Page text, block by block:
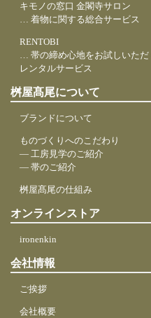
キモノの窓口 金閣寺サロン
… 着物に関する総合サービス
RENTOBI
… 帯の締め心地をお試しいただ
レンタルサービス
桝屋髙尾について
ブランドについて
ものづくりへのこだわり
― 工房見学のご紹介
― 帯のご紹介
桝屋髙尾の仕組み
オンラインストア
ironenkin
会社情報
ご挨拶
会社概要